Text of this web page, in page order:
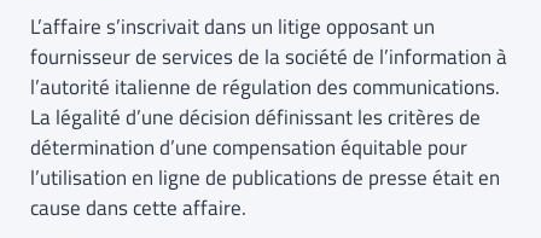
L’affaire s’inscrivait dans un litige opposant un
fournisseur de services de la société de l’information à
l’autorité italienne de régulation des communications.
La légalité d’une décision définissant les critères de
détermination d’une compensation équitable pour
l’utilisation en ligne de publications de presse était en
cause dans cette affaire.